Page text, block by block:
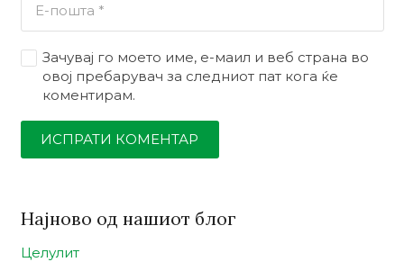
Зачувај го моето име, е-маил и веб страна во
овој пребарувач за следниот пат кога ќе
коментирам.
ИСПРАТИ КОМЕНТАР
Најново од нашиот блог
Целулит